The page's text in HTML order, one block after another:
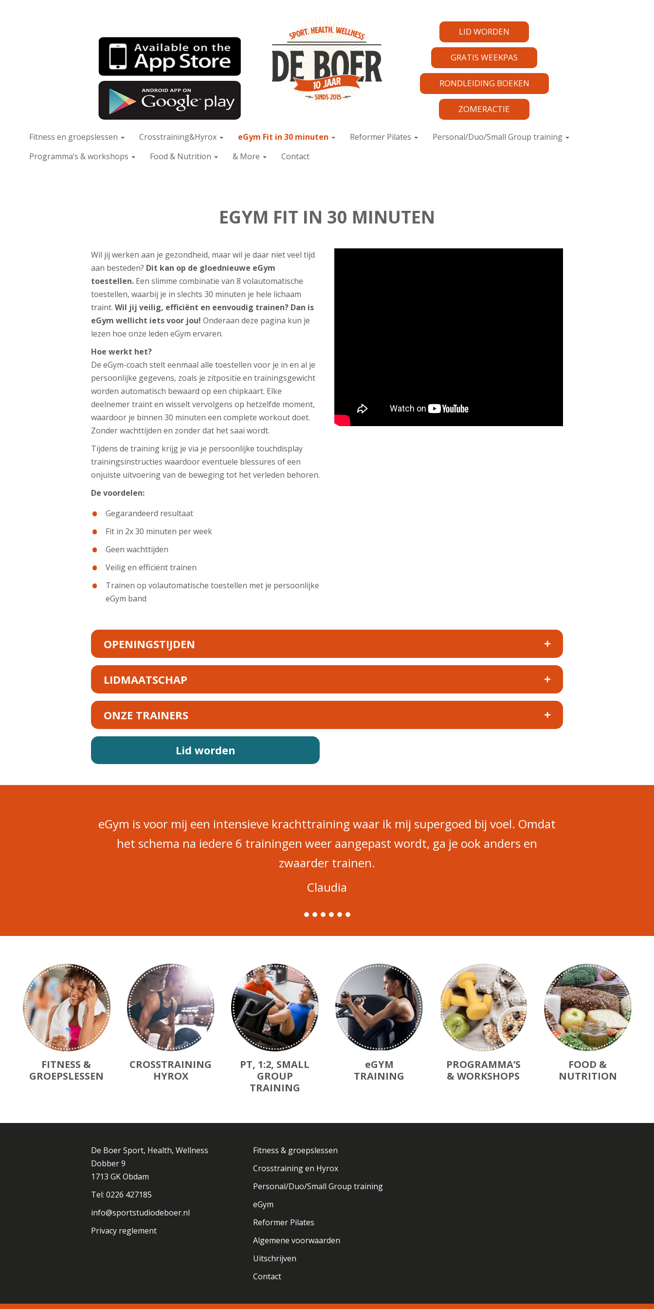
LID WORDEN
GRATIS WEEKPAS
RONDLEIDING BOEKEN
ZOMERACTIE
Fitness en groepslessen Crosstraining&Hyrox eGym Fit in 30 minuten Reformer Pilates
Personal/Duo/Small Group training
Programma’s & workshops
Food & Nutrition & More Contact
EGYM FIT IN 30 MINUTEN
Wil jij werken aan je gezondheid, maar wil je daar niet veel tijd
aan besteden? Dit kan op de gloednieuwe eGym
toestellen. Een slimme combinatie van 8 volautomatische
toestellen, waarbij je in slechts 30 minuten je hele lichaam
traint. Wil jij veilig, efficiënt en eenvoudig trainen? Dan is
eGym wellicht iets voor jou! Onderaan deze pagina kun je
lezen hoe onze leden eGym ervaren.
Hoe werkt het?
De eGym-coach stelt eenmaal alle toestellen voor je in en al je
persoonlijke gegevens, zoals je zitpositie en trainingsgewicht
worden automatisch bewaard op een chipkaart. Elke
deelnemer traint en wisselt vervolgens op hetzelfde moment,
waardoor je binnen 30 minuten een complete workout doet.
Zonder wachttijden en zonder dat het saai wordt.
Tijdens de training krijg je via je persoonlijke touchdisplay
trainingsinstructies waardoor eventuele blessures of een
onjuiste uitvoering van de beweging tot het verleden behoren.
De voordelen:
Gegarandeerd resultaat
Fit in 2x 30 minuten per week
Geen wachttijden
Veilig en efficiënt trainen
Trainen op volautomatische toestellen met je persoonlijke
eGym band
OPENINGSTIJDEN
LIDMAATSCHAP
ONZE TRAINERS
Lid worden
eGym is voor mij een intensieve krachttraining waar ik mij supergoed bij voel. Omdat
het schema na iedere 6 trainingen weer aangepast wordt, ga je ook anders en
zwaarder trainen.
Claudia
FITNESS &
GROEPSLESSEN
CROSSTRAINING
HYROX
PT, 1:2, SMALL
GROUP
TRAINING
eGYM
TRAINING
PROGRAMMA’S
& WORKSHOPS
FOOD &
NUTRITION
De Boer Sport, Health, Wellness
Dobber 9
1713 GK Obdam
Tel: 0226 427185
info@sportstudiodeboer.nl
Privacy reglement
Fitness & groepslessen
Crosstraining en Hyrox
Personal/Duo/Small Group training
eGym
Reformer Pilates
Algemene voorwaarden
Uitschrijven
Contact